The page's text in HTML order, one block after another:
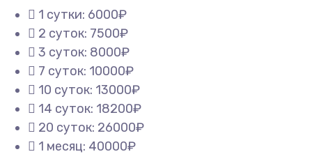
1 сутки: 6000₽
2 суток: 7500₽
3 суток: 8000₽
7 суток: 10000₽
10 суток: 13000₽
14 суток: 18200₽
20 суток: 26000₽
1 месяц: 40000₽